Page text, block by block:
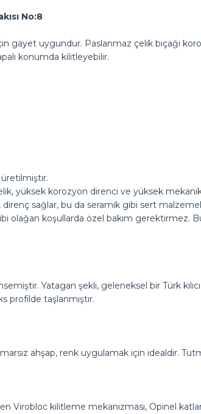
No:8
gayet uygundur. Paslanmaz çelik bıçağı
konumda kilitleyebilir.
üretilmiştir.
yüksek korozyon direnci ve yüksek
direnç sağlar, bu da seramik gibi sert
olağan koşullarda özel bakım
Yatagan şekli, geleneksel bir Türk
profilde taşlanmıştır.
ahşap, renk uygulamak için idealdir.
Virobloc kilitleme mekanizması, Opinel